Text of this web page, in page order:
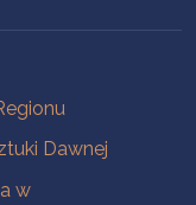
Dawnej
w